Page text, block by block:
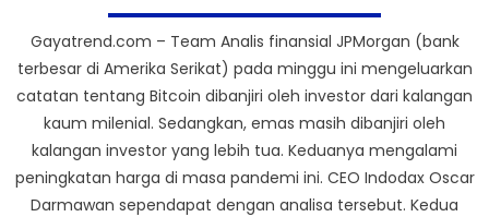
Gayatrend.com – Team Analis finansial JPMorgan (bank
terbesar di Amerika Serikat) pada minggu ini mengeluarkan
catatan tentang Bitcoin dibanjiri oleh investor dari kalangan
kaum milenial. Sedangkan, emas masih dibanjiri oleh
kalangan investor yang lebih tua. Keduanya mengalami
peningkatan harga di masa pandemi ini. CEO Indodax Oscar
Darmawan sependapat dengan analisa tersebut. Kedua